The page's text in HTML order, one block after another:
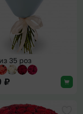
35 роз
₽